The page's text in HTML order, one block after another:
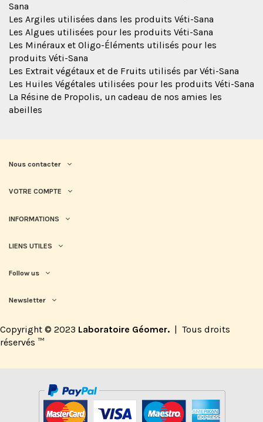
Sana
Les Argiles utilisées dans les produits Véti-Sana
Les Algues utilisées pour les produits Véti-Sana
Les Minéraux et Oligo-Éléments utilisés pour les
produits Véti-Sana
Les Extrait végétaux et de Fruits utilisés par Véti-Sana
Les Huiles Végétales utilisées pour les produits Véti-Sana
La Résine de Propolis, un cadeau de nos amies les
abeilles
Nous contacter
VOTRE COMPTE
INFORMATIONS
LIENS UTILES
Follow us
Newsletter
Copyright © 2023 Laboratoire Géomer.
Tous droits
réservés ™